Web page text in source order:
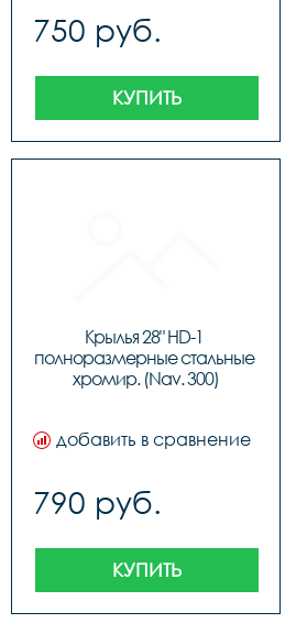
750 руб.
КУПИТЬ
Крылья 28" HD-1
полноразмерные стальные
хромир. (Nav. 300)
добавить в сравнение
790 руб.
КУПИТЬ